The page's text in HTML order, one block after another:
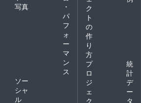
写真
・
パ
フ
ォ
ー
マ
ン
ス
ソー
シャ
ル
ク
ト
の
作
り
方
プ
ロ
ジ
ェ
ク
統
計
デ
ー
タ